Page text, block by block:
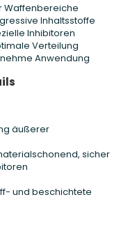
Waffenbereiche
Inhaltsstoffe
Inhibitoren
Verteilung
Anwendung
äußerer
sicher
und beschichtete